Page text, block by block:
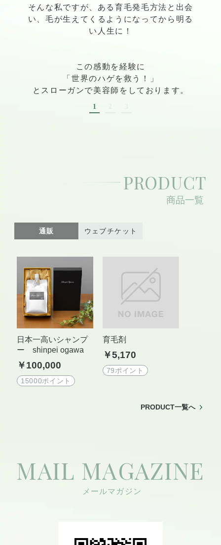
そんな私ですが、ある育毛発毛方法と出会
い、毛が生えてくるようになってから明る
い人生に！
この感動を経験に
「世界のハゲを救う！」
とスローガンで美容師をしております。
1
PRODUCT
商品一覧
通販 ウェブチケット
日本一高いシャンプ
ー shinpei ogawa
￥100,000
15000ポイント
育毛剤
￥5,170
79ポイント
PRODUCT一覧へ
MAIL MAGAZINE